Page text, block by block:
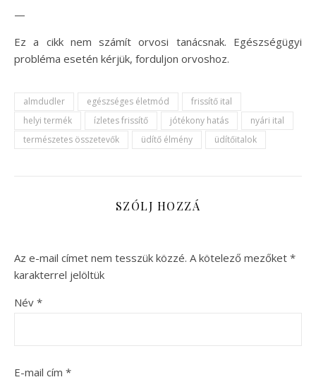
—
Ez a cikk nem számít orvosi tanácsnak. Egészségügyi
probléma esetén kérjük, forduljon orvoshoz.
almdudler egészséges életmód
frissítő ital
helyi termék
ízletes frissítő jótékony hatás
nyári ital
természetes összetevők
üdítő élmény üdítőitalok
SZÓLJ HOZZÁ
Az e-mail címet nem tesszük közzé. A kötelező mezőket *
karakterrel jelöltük
Név *
E-mail cím *